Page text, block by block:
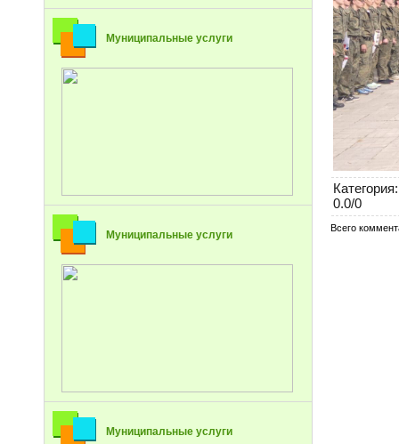
Муниципальные услуги
Муниципальные услуги
Муниципальные услуги
Категория:
0.0/0
Всего